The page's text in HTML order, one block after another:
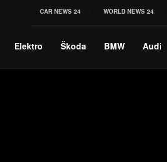
CAR NEWS 24 WORLD NEWS 24
Elektro Škoda BMW Audi